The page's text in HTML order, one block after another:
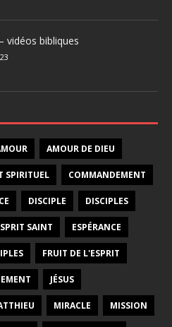
vidéos bibliques
AMOUR DE DIEU
SPIRITUEL COMMANDEMENT
DISCIPLE DISCIPLES
SAINT ESPÉRANCE
FRUIT DE L'ESPRIT
JÉSUS
MIRACLE MISSION